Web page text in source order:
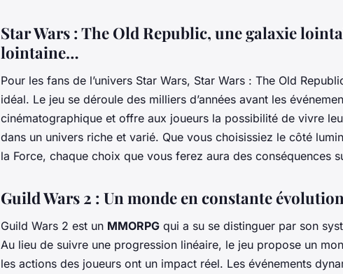
Star Wars : The Old Republic, une galaxie
lointaine…
Pour les fans de l’univers Star Wars, Star Wars : The Old
idéal. Le jeu se déroule des milliers d’années avant les
cinématographique et offre aux joueurs la possibilité de vivre
dans un univers riche et varié. Que vous choisissiez le côté
la Force, chaque choix que vous ferez aura des conséquences
Guild Wars 2 : Un monde en constante évolution
Guild Wars 2 est un MMORPG qui a su se distinguer par son
Au lieu de suivre une progression linéaire, le jeu propose un
les actions des joueurs ont un impact réel. Les événements